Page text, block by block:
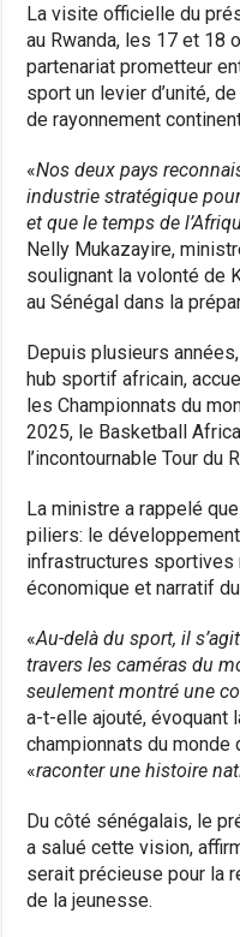
La visite officielle du
au Rwanda, les 17 et 18
partenariat prometteur
sport un levier d’unité,
de rayonnement
«Nos deux pays
industrie stratégique
et que le temps de
Nelly Mukazayire,
soulignant la volonté de
au Sénégal dans la
Depuis plusieurs
hub sportif africain,
les Championnats du
2025, le Basketball
l’incontournable Tour du
La ministre a rappelé
piliers: le
infrastructures sportives
économique et narratif
«Au-delà du sport, il
travers les caméras du
seulement montré une
a-t-elle ajouté, évoquant
championnats du
«raconter une histoire
Du côté sénégalais, le
a salué cette vision,
serait précieuse pour la
de la jeunesse.